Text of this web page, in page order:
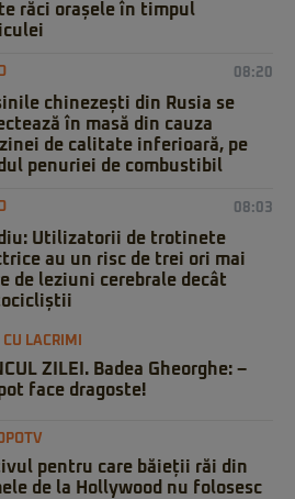
răci orașele în timpul
08:20
chinezești din Rusia se
în masă din cauza
de calitate inferioară, pe
penuriei de combustibil
08:03
Utilizatorii de trotinete
au un risc de trei ori mai
de leziuni cerebrale decât
CU LACRIMI
ZILEI. Badea Gheorghe: –
face dragoste!
pentru care băieții răi din
de la Hollywood nu folosesc